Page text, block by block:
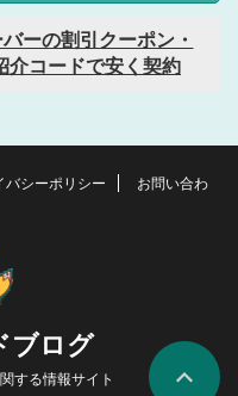
ーの割引クーポン・
介コードで安く契約
バシーポリシー
お問い合わ
ブログ
する情報サイト